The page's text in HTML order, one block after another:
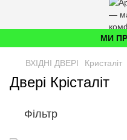
МИ
ВХІДНІ ДВЕРІ Кристаліт
Двері Крісталіт
Фільтр